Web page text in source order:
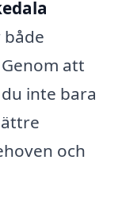
att
inte bara
och